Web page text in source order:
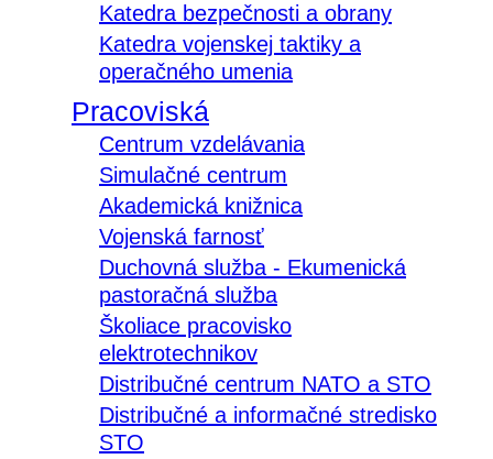
Katedra bezpečnosti a obrany
Katedra vojenskej taktiky a
operačného umenia
Pracoviská
Centrum vzdelávania
Simulačné centrum
Akademická knižnica
Vojenská farnosť
Duchovná služba - Ekumenická
pastoračná služba
Školiace pracovisko
elektrotechnikov
Distribučné centrum NATO a STO
Distribučné a informačné stredisko
STO